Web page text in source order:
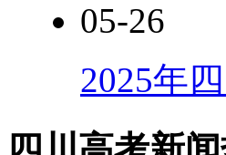
05-26
2025年